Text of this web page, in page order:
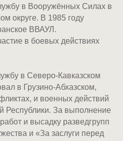
в Вооружённых Силах в
округе. В 1985 году
ВВАУЛ.
в боевых действиях
в Северо-Кавказском
в Грузино-Абхазском,
и военных действий
Республики. За выполнение
и высадку разведгрупп
и «За заслуги перед